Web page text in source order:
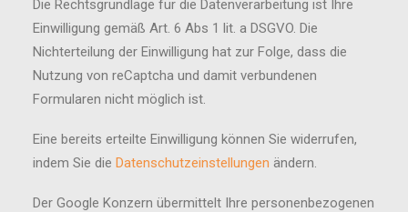
Die Rechtsgrundlage für die Datenverarbeitung ist Ihre
Einwilligung gemäß Art. 6 Abs 1 lit. a DSGVO. Die
Nichterteilung der Einwilligung hat zur Folge, dass die
Nutzung von reCaptcha und damit verbundenen
Formularen nicht möglich ist.
Eine bereits erteilte Einwilligung können Sie widerrufen,
indem Sie die Datenschutzeinstellungen ändern.
Der Google Konzern übermittelt Ihre personenbezogenen